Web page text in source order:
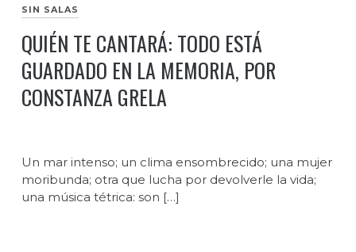
SIN SALAS
QUIÉN TE CANTARÁ: TODO ESTÁ
GUARDADO EN LA MEMORIA, POR
CONSTANZA GRELA
Un mar intenso; un clima ensombrecido; una mujer
moribunda; otra que lucha por devolverle la vida;
una música tétrica: son […]